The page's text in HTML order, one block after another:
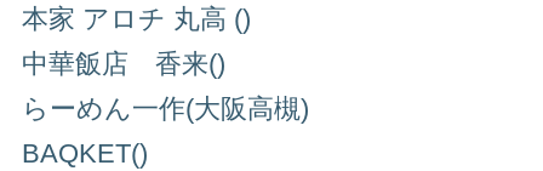
本家 アロチ 丸高 ()
中華飯店 香来()
らーめん一作(大阪高槻)
BAQKET()